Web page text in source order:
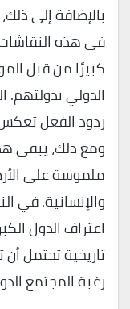
بالإضافة إلى
في هذه
كبيرًا من قبل
الدولي
ردود الفعل تعكس
ومع ذلك، يبقى
ملموسة على
والإنسانية. في
اعتراف الدول
تاريخية تحتمل
رغبة المجتمع